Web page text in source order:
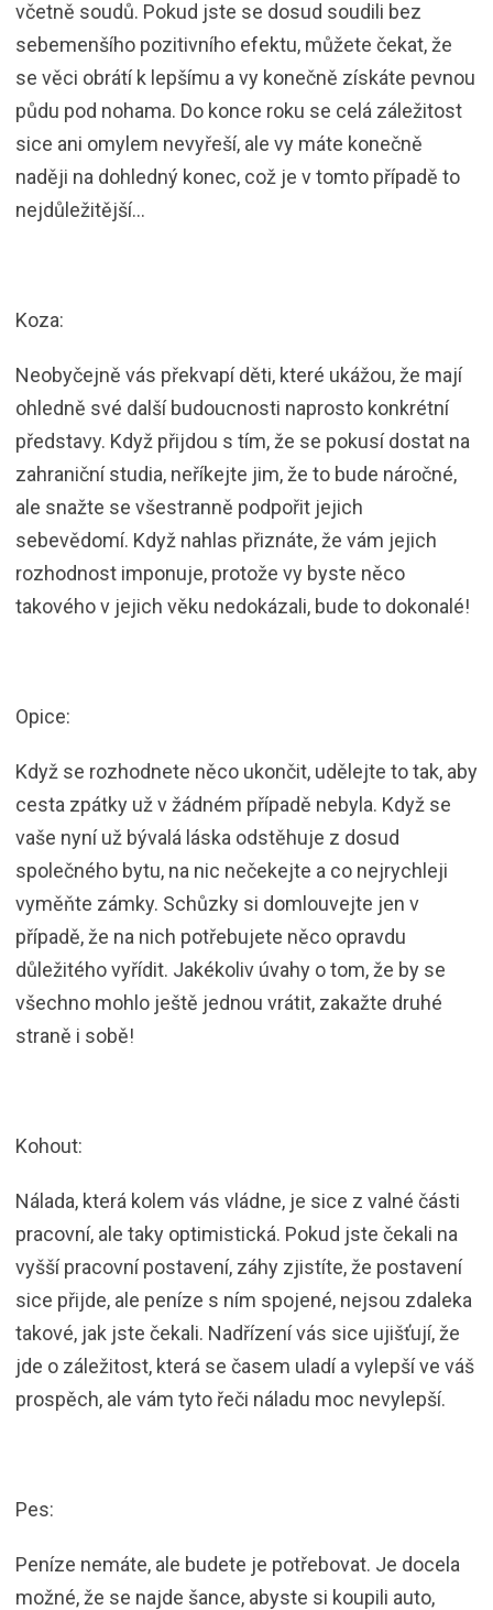
včetně soudů. Pokud jste se dosud soudili bez
sebemenšího pozitivního efektu, můžete čekat, že
se věci obrátí k lepšímu a vy konečně získáte pevnou
půdu pod nohama. Do konce roku se celá záležitost
sice ani omylem nevyřeší, ale vy máte konečně
naději na dohledný konec, což je v tomto případě to
nejdůležitější…
Koza:
Neobyčejně vás překvapí děti, které ukážou, že mají
ohledně své další budoucnosti naprosto konkrétní
představy. Když přijdou s tím, že se pokusí dostat na
zahraniční studia, neříkejte jim, že to bude náročné,
ale snažte se všestranně podpořit jejich
sebevědomí. Když nahlas přiznáte, že vám jejich
rozhodnost imponuje, protože vy byste něco
takového v jejich věku nedokázali, bude to dokonalé!
Opice:
Když se rozhodnete něco ukončit, udělejte to tak, aby
cesta zpátky už v žádném případě nebyla. Když se
vaše nyní už bývalá láska odstěhuje z dosud
společného bytu, na nic nečekejte a co nejrychleji
vyměňte zámky. Schůzky si domlouvejte jen v
případě, že na nich potřebujete něco opravdu
důležitého vyřídit. Jakékoliv úvahy o tom, že by se
všechno mohlo ještě jednou vrátit, zakažte druhé
straně i sobě!
Kohout:
Nálada, která kolem vás vládne, je sice z valné části
pracovní, ale taky optimistická. Pokud jste čekali na
vyšší pracovní postavení, záhy zjistíte, že postavení
sice přijde, ale peníze s ním spojené, nejsou zdaleka
takové, jak jste čekali. Nadřízení vás sice ujišťují, že
jde o záležitost, která se časem uladí a vylepší ve váš
prospěch, ale vám tyto řeči náladu moc nevylepší.
Pes:
Peníze nemáte, ale budete je potřebovat. Je docela
možné, že se najde šance, abyste si koupili auto,